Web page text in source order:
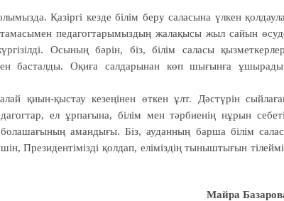
Қазіргі кезде білім беру саласына үлкен
педагогтарымыздың жалақысы жыл сайын
Осының бәрін, біз, білім саласы
басталды. Оқиға салдарынан көп шығынға
қиын-қыстау кезеңінен өткен ұлт. Дәстүрін
ел ұрпағына, білім мен тәрбиенің нұрын
амандығы. Біз, ауданның барша білім
Президентімізді қолдап, еліміздің тыныштығын
Майра